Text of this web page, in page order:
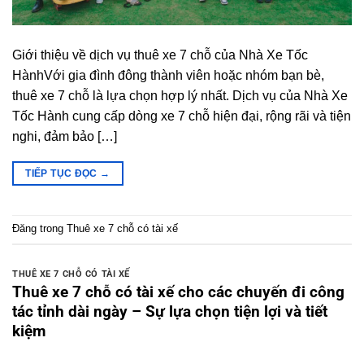
Giới thiệu về dịch vụ thuê xe 7 chỗ của Nhà Xe Tốc
HànhVới gia đình đông thành viên hoặc nhóm bạn bè,
thuê xe 7 chỗ là lựa chọn hợp lý nhất. Dịch vụ của Nhà Xe
Tốc Hành cung cấp dòng xe 7 chỗ hiện đại, rộng rãi và tiện
nghi, đảm bảo […]
TIẾP TỤC ĐỌC →
Đăng trong Thuê xe 7 chỗ có tài xế
THUÊ XE 7 CHỖ CÓ TÀI XẾ
Thuê xe 7 chỗ có tài xế cho các chuyến đi công
tác tỉnh dài ngày – Sự lựa chọn tiện lợi và tiết
kiệm